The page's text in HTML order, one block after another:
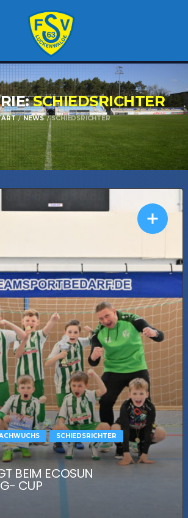
SCHIEDSRICHTER
NEWS SCHIEDSRICHTER
SCHIEDSRICHTER
BEIM ECOSUN
CUP